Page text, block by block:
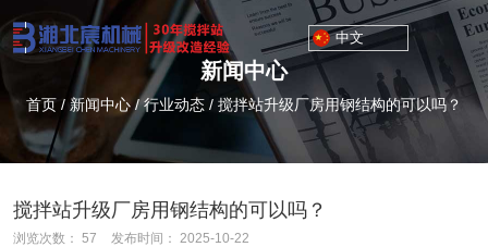
中文
新闻中心
首页 /新闻中心 /行业动态 / 搅拌站升级厂房用钢结构的可以吗？
搅拌站升级厂房用钢结构的可以吗？
浏览次数： 57 发布时间： 2025-10-22